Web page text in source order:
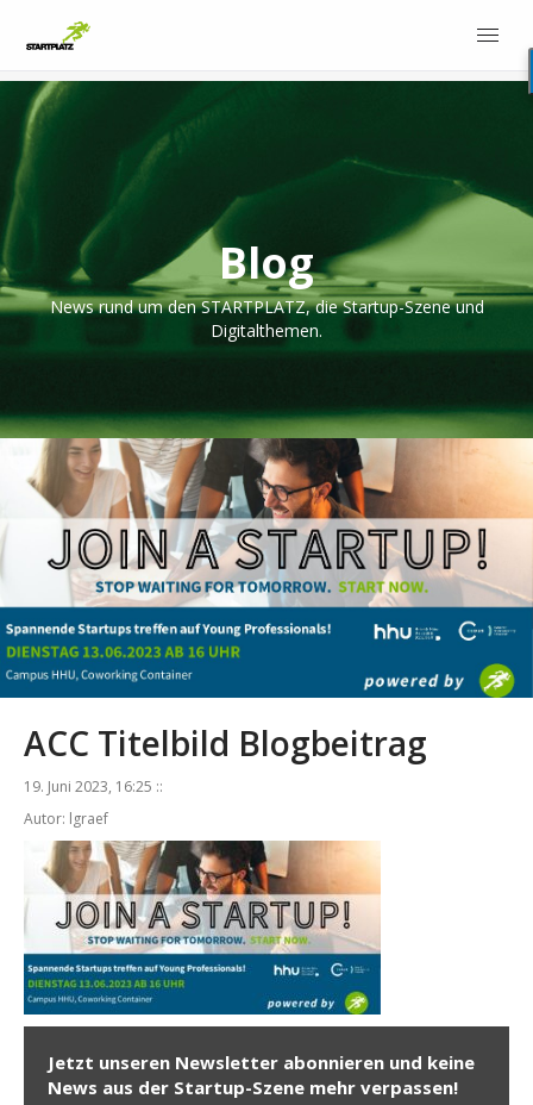
Blog
News rund um den STARTPLATZ, die Startup-Szene und
Digitalthemen.
ACC Titelbild Blogbeitrag
19. Juni 2023, 16:25 ::
Autor: lgraef
Jetzt unseren Newsletter abonnieren und keine
News aus der Startup-Szene mehr verpassen!